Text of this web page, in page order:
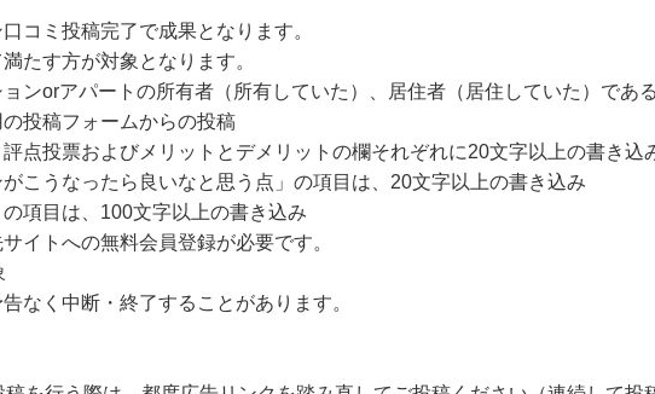
コミ投稿完了で成果となります。
たす方が対象となります。
ョンorアパートの所有者（所有していた）、居住者（居住していた）であ
の投稿フォームからの投稿
評点投票およびメリットとデメリットの欄それぞれに20文字以上の書き込
がこうなったら良いなと思う点」の項目は、20文字以上の書き込み
の項目は、100文字以上の書き込み
イトへの無料会員登録が必要です。
なく中断・終了することがあります。